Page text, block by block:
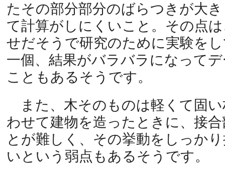
たその部分部分のばらつきが大
て計算がしにくいこと。その点
せだそうで研究のために実験を
一個、結果がバラバラになって
こともあるそうです。
また、木そのものは軽くて固
わせて建物を造ったときに、接
とが難しく、その挙動をしっか
いという弱点もあるそうです。